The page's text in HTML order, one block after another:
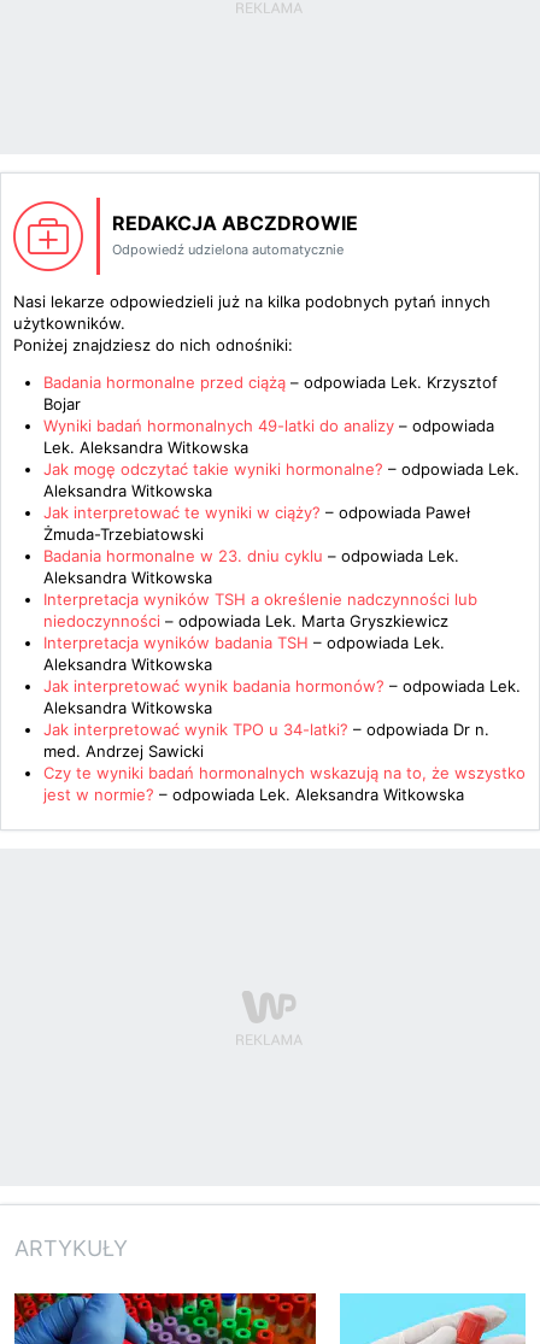
REDAKCJA ABCZDROWIE
Odpowiedź udzielona automatycznie
Nasi lekarze odpowiedzieli już na kilka podobnych pytań innych
użytkowników.
Poniżej znajdziesz do nich odnośniki:
Badania hormonalne przed ciążą – odpowiada Lek. Krzysztof
Bojar
Wyniki badań hormonalnych 49-latki do analizy – odpowiada
Lek. Aleksandra Witkowska
Jak mogę odczytać takie wyniki hormonalne? – odpowiada Lek.
Aleksandra Witkowska
Jak interpretować te wyniki w ciąży? – odpowiada Paweł
Żmuda-Trzebiatowski
Badania hormonalne w 23. dniu cyklu – odpowiada Lek.
Aleksandra Witkowska
Interpretacja wyników TSH a określenie nadczynności lub
niedoczynności – odpowiada Lek. Marta Gryszkiewicz
Interpretacja wyników badania TSH – odpowiada Lek.
Aleksandra Witkowska
Jak interpretować wynik badania hormonów? – odpowiada Lek.
Aleksandra Witkowska
Jak interpretować wynik TPO u 34-latki? – odpowiada Dr n.
med. Andrzej Sawicki
Czy te wyniki badań hormonalnych wskazują na to, że wszystko
jest w normie? – odpowiada Lek. Aleksandra Witkowska
ARTYKUŁY